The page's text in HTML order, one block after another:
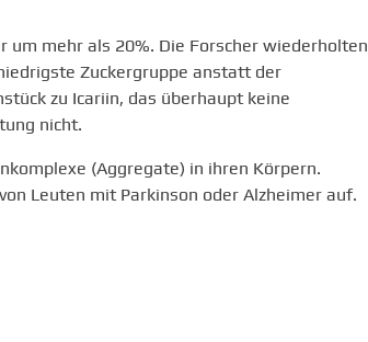
mehr als 20%. Die Forscher wiederholten
Zuckergruppe anstatt der
zu Icariin, das überhaupt keine
nicht.
(Aggregate) in ihren Körpern.
Leuten mit Parkinson oder Alzheimer auf.